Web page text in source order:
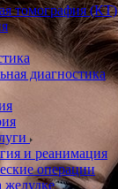
томография (КТ)
диагностика
и реанимация
операции